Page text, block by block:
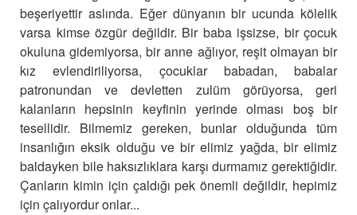
beşeriyettir aslında. Eğer dünyanın bir ucunda kölelik
varsa kimse özgür değildir. Bir baba işsizse, bir çocuk
okuluna gidemiyorsa, bir anne ağlıyor, reşit olmayan bir
kız evlendiriliyorsa, çocuklar babadan, babalar
patronundan ve devletten zulüm görüyorsa,
geri
kalanların hepsinin keyfinin yerinde olması boş bir
tesellidir.
Bilmemiz gereken, bunlar olduğunda tüm
insanlığın eksik olduğu ve bir elimiz yağda, bir elimiz
baldayken bile haksızlıklara karşı durmamız gerektiğidir.
Çanların kimin için çaldığı pek önemli değildir, hepimiz
için çalıyordur onlar...